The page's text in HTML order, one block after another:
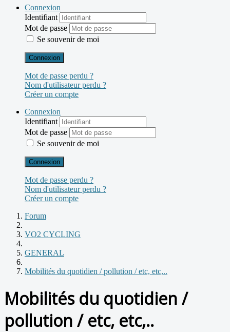
Connexion
Identifiant
Mot de passe
Se souvenir de moi
Connexion
Mot de passe perdu ?
Nom d'utilisateur perdu ?
Créer un compte
Connexion
Identifiant
Mot de passe
Se souvenir de moi
Connexion
Mot de passe perdu ?
Nom d'utilisateur perdu ?
Créer un compte
Forum
VO2 CYCLING
GENERAL
Mobilités du quotidien / pollution / etc, etc,..
Mobilités du quotidien /
pollution / etc, etc,..